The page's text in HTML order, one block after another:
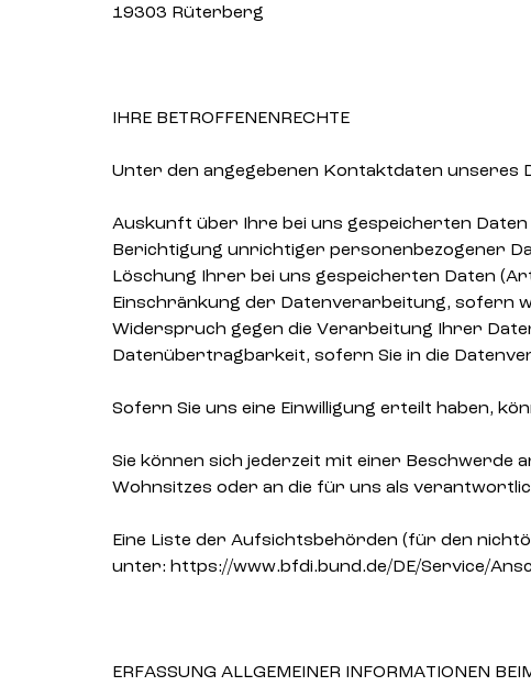
19303 Rüterberg
IHRE BETROFFENENRECHTE
Unter den angegebenen Kontaktdaten unseres
Auskunft über Ihre bei uns gespeicherten
Berichtigung unrichtiger personenbezogener
Löschung Ihrer bei uns gespeicherten Daten
Einschränkung der Datenverarbeitung, sofern
Widerspruch gegen die Verarbeitung Ihrer
Datenübertragbarkeit, sofern Sie in die
Sofern Sie uns eine Einwilligung erteilt haben,
Sie können sich jederzeit mit einer Beschwerde
Wohnsitzes oder an die für uns als
Eine Liste der Aufsichtsbehörden (für den
unter: https://www.bfdi.bund.de/DE/Service/
ERFASSUNG ALLGEMEINER INFORMATIONEN